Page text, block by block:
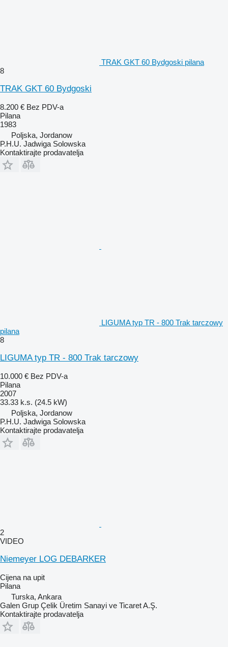
TRAK GKT 60 Bydgoski pilana
8
TRAK GKT 60 Bydgoski
8.200 € Bez PDV-a
Pilana
1983
Poljska, Jordanow
P.H.U. Jadwiga Solowska
Kontaktirajte prodavatelja
LIGUMA typ TR - 800 Trak tarczowy
pilana
8
LIGUMA typ TR - 800 Trak tarczowy
10.000 € Bez PDV-a
Pilana
2007
33.33 k.s. (24.5 kW)
Poljska, Jordanow
P.H.U. Jadwiga Solowska
Kontaktirajte prodavatelja
2
VIDEO
Niemeyer LOG DEBARKER
Cijena na upit
Pilana
Turska, Ankara
Galen Grup Çelik Üretim Sanayi ve Ticaret A.Ş.
Kontaktirajte prodavatelja